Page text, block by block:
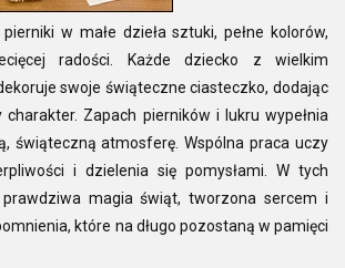
w małe dzieła sztuki, pełne kolorów,
radości. Każde dziecko z wielkim
swoje świąteczne ciasteczko, dodając
Zapach pierników i lukru wypełnia
świąteczną atmosferę. Wspólna praca uczy
i dzielenia się pomysłami. W tych
magia świąt, tworzona sercem i
które na długo pozostaną w pamięci